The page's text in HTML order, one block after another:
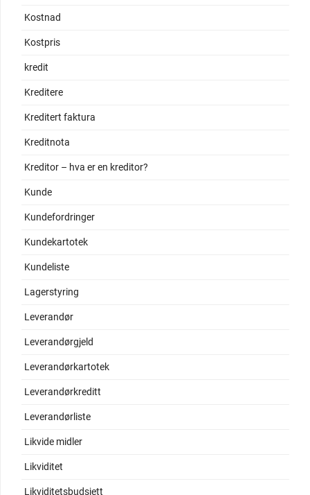
Kostnad
Kostpris
kredit
Kreditere
Kreditert faktura
Kreditnota
Kreditor – hva er en kreditor?
Kunde
Kundefordringer
Kundekartotek
Kundeliste
Lagerstyring
Leverandør
Leverandørgjeld
Leverandørkartotek
Leverandørkreditt
Leverandørliste
Likvide midler
Likviditet
Likviditetsbudsjett